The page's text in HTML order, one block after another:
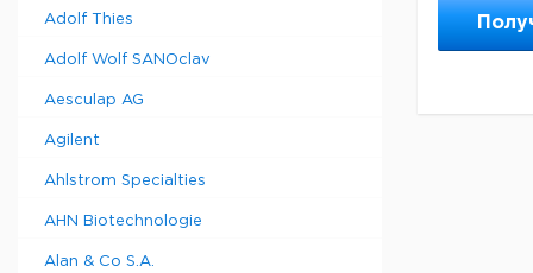
Adolf Thies
Adolf Wolf SANOclav
Aesculap AG
Agilent
Ahlstrom Specialties
AHN Biotechnologie
Alan & Co S.A.